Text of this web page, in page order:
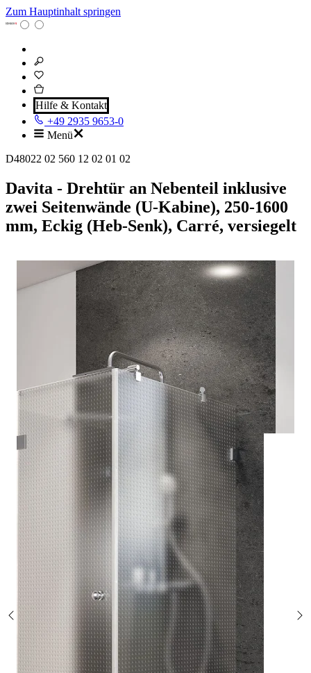
Zum Hauptinhalt springen
Hilfe & Kontakt
+49 2935 9653-0
Menü
D48022 02 560 12 02 01 02
Davita - Drehtür an Nebenteil inklusive
zwei Seitenwände (U-Kabine), 250-1600
mm, Eckig (Heb-Senk), Carré, versiegelt